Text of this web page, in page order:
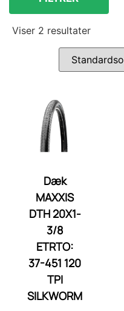
Viser 2 resultater
Dæk
MAXXIS
DTH 20X1-
3/8
ETRTO:
37-451 120
TPI
SILKWORM